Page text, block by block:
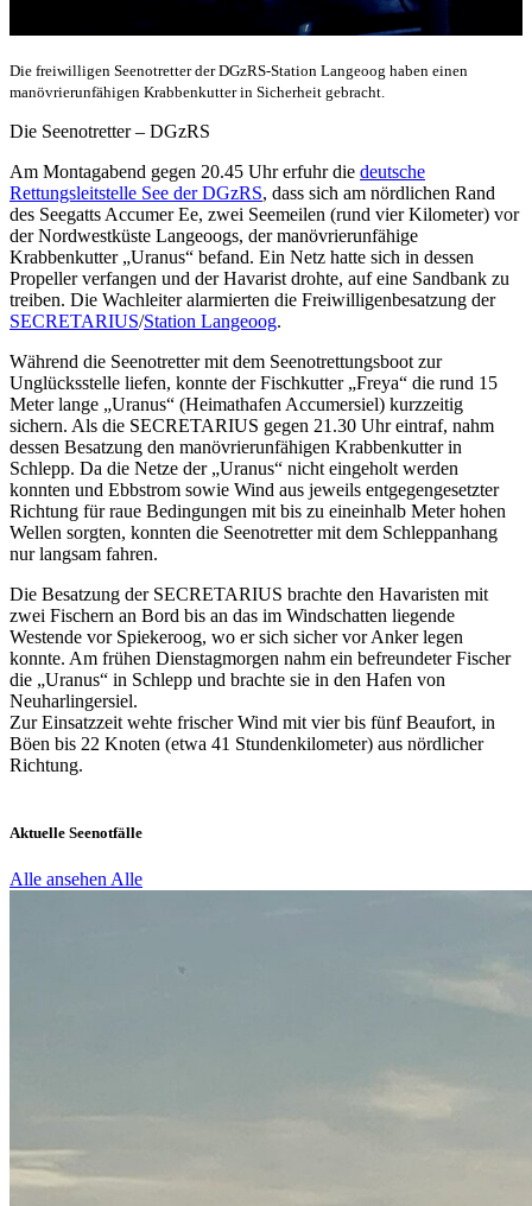
Die freiwilligen Seenotretter der DGzRS-Station Langeoog haben einen
manövrierunfähigen Krabbenkutter in Sicherheit gebracht.
Die Seenotretter – DGzRS
Am Montagabend gegen 20.45 Uhr erfuhr die deutsche
Rettungsleitstelle See der DGzRS, dass sich am nördlichen Rand
des Seegatts Accumer Ee, zwei Seemeilen (rund vier Kilometer) vor
der Nordwestküste Langeoogs, der manövrierunfähige
Krabbenkutter „Uranus“ befand. Ein Netz hatte sich in dessen
Propeller verfangen und der Havarist drohte, auf eine Sandbank zu
treiben. Die Wachleiter alarmierten die Freiwilligenbesatzung der
SECRETARIUS/Station Langeoog.
Während die Seenotretter mit dem Seenotrettungsboot zur
Unglücksstelle liefen, konnte der Fischkutter „Freya“ die rund 15
Meter lange „Uranus“ (Heimathafen Accumersiel) kurzzeitig
sichern. Als die SECRETARIUS gegen 21.30 Uhr eintraf, nahm
dessen Besatzung den manövrierunfähigen Krabbenkutter in
Schlepp. Da die Netze der „Uranus“ nicht eingeholt werden
konnten und Ebbstrom sowie Wind aus jeweils entgegengesetzter
Richtung für raue Bedingungen mit bis zu eineinhalb Meter hohen
Wellen sorgten, konnten die Seenotretter mit dem Schleppanhang
nur langsam fahren.
Die Besatzung der SECRETARIUS brachte den Havaristen mit
zwei Fischern an Bord bis an das im Windschatten liegende
Westende vor Spiekeroog, wo er sich sicher vor Anker legen
konnte. Am frühen Dienstagmorgen nahm ein befreundeter Fischer
die „Uranus“ in Schlepp und brachte sie in den Hafen von
Neuharlingersiel.
Zur Einsatzzeit wehte frischer Wind mit vier bis fünf Beaufort, in
Böen bis 22 Knoten (etwa 41 Stundenkilometer) aus nördlicher
Richtung.
Aktuelle Seenotfälle
Alle ansehen Alle